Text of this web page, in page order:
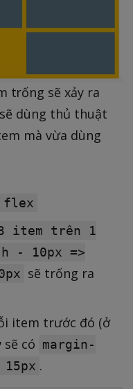
trống sẽ xảy ra
dùng thủ thuật
mà vừa dùng
flex
item trên 1
- 10px =>
sẽ trống ra
item trước đó (ở
sẽ có margin-
.